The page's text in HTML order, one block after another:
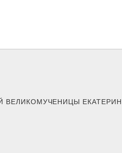
ВЕЛИКОМУЧЕНИЦЫ